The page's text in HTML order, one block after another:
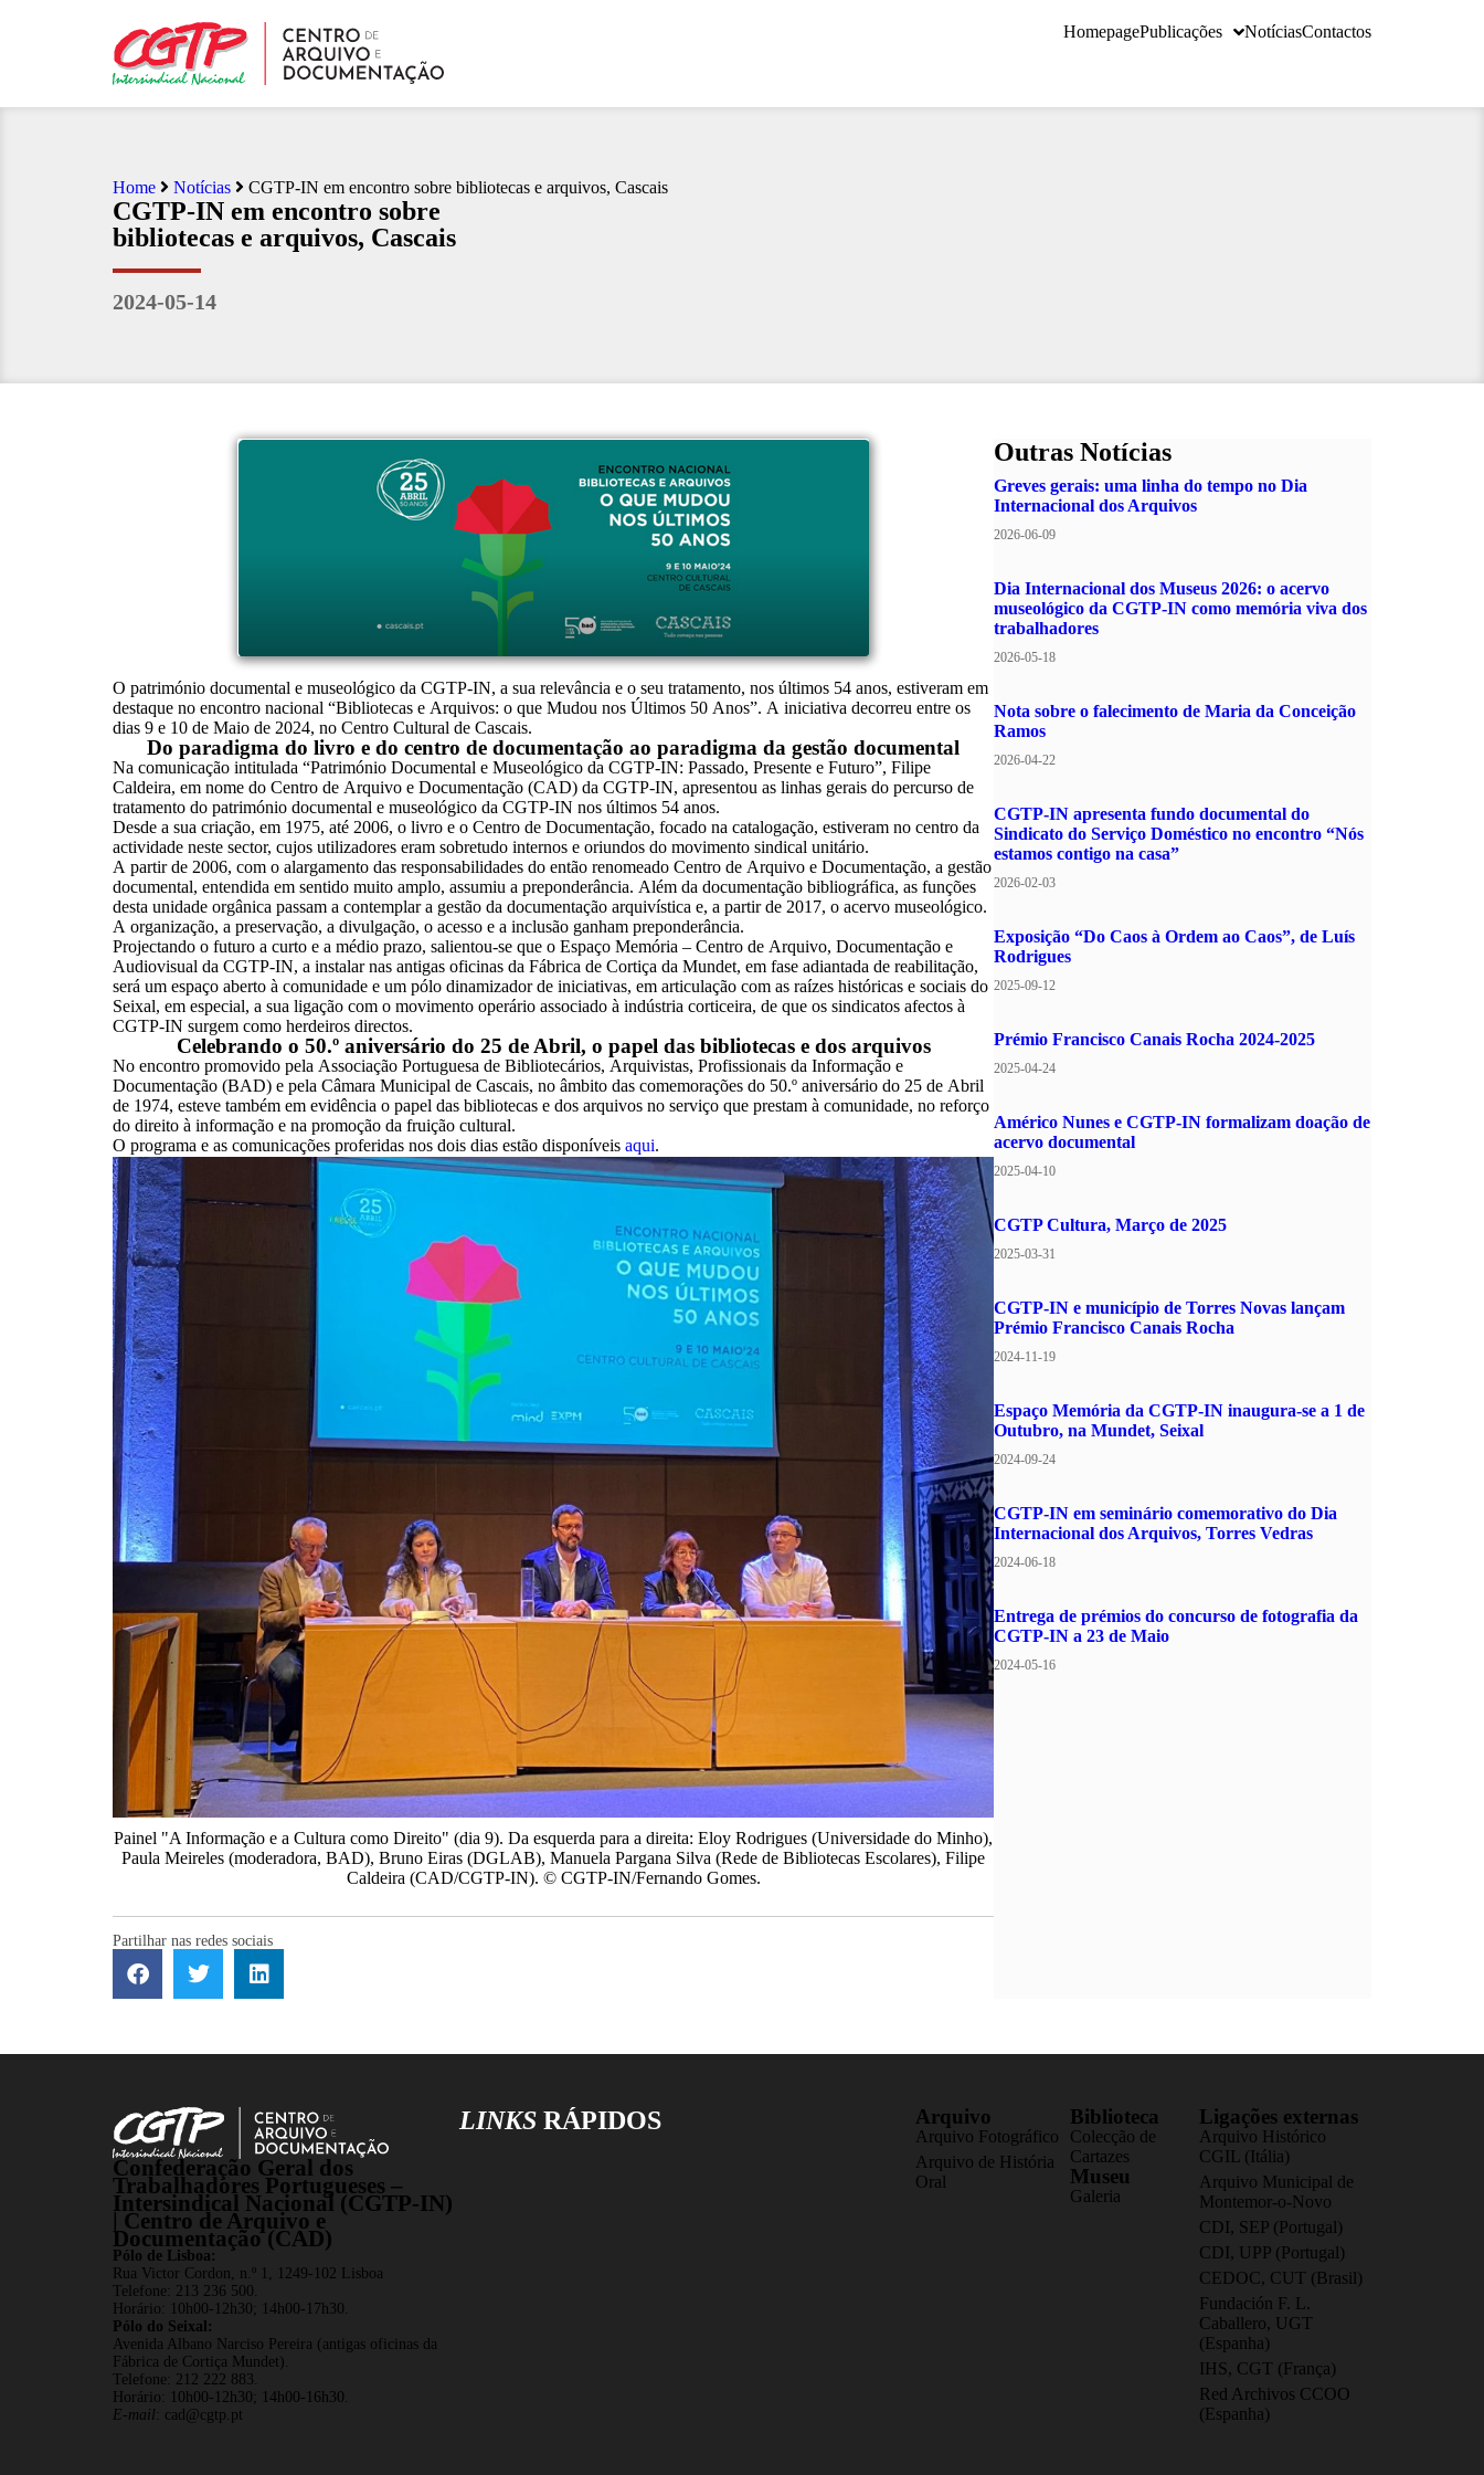
HomepagePublicações NotíciasContactos
Home Notícias CGTP-IN em encontro sobre bibliotecas e arquivos, Cascais
CGTP-IN em encontro sobre
bibliotecas e arquivos, Cascais
2024-05-14
O património documental e museológico da CGTP-IN, a sua relevância e o seu tratamento, nos últimos 54 anos, estiveram em
destaque no encontro nacional “Bibliotecas e Arquivos: o que Mudou nos Últimos 50 Anos”. A iniciativa decorreu entre os
dias 9 e 10 de Maio de 2024, no Centro Cultural de Cascais.
Do paradigma do livro e do centro de documentação ao paradigma da gestão documental
Na comunicação intitulada “Património Documental e Museológico da CGTP-IN: Passado, Presente e Futuro”, Filipe
Caldeira, em nome do Centro de Arquivo e Documentação (CAD) da CGTP-IN, apresentou as linhas gerais do percurso de
tratamento do património documental e museológico da CGTP-IN nos últimos 54 anos.
Desde a sua criação, em 1975, até 2006, o livro e o Centro de Documentação, focado na catalogação, estiveram no centro da
actividade neste sector, cujos utilizadores eram sobretudo internos e oriundos do movimento sindical unitário.
A partir de 2006, com o alargamento das responsabilidades do então renomeado Centro de Arquivo e Documentação, a gestão
documental, entendida em sentido muito amplo, assumiu a preponderância. Além da documentação bibliográfica, as funções
desta unidade orgânica passam a contemplar a gestão da documentação arquivística e, a partir de 2017, o acervo museológico.
A organização, a preservação, a divulgação, o acesso e a inclusão ganham preponderância.
Projectando o futuro a curto e a médio prazo, salientou-se que o Espaço Memória – Centro de Arquivo, Documentação e
Audiovisual da CGTP-IN, a instalar nas antigas oficinas da Fábrica de Cortiça da Mundet, em fase adiantada de reabilitação,
será um espaço aberto à comunidade e um pólo dinamizador de iniciativas, em articulação com as raízes históricas e sociais do
Seixal, em especial, a sua ligação com o movimento operário associado à indústria corticeira, de que os sindicatos afectos à
CGTP-IN surgem como herdeiros directos.
Celebrando o 50.º aniversário do 25 de Abril, o papel das bibliotecas e dos arquivos
No encontro promovido pela Associação Portuguesa de Bibliotecários, Arquivistas, Profissionais da Informação e
Documentação (BAD) e pela Câmara Municipal de Cascais, no âmbito das comemorações do 50.º aniversário do 25 de Abril
de 1974, esteve também em evidência o papel das bibliotecas e dos arquivos no serviço que prestam à comunidade, no reforço
do direito à informação e na promoção da fruição cultural.
O programa e as comunicações proferidas nos dois dias estão disponíveis aqui.
Painel "A Informação e a Cultura como Direito" (dia 9). Da esquerda para a direita: Eloy Rodrigues (Universidade do Minho),
Paula Meireles (moderadora, BAD), Bruno Eiras (DGLAB), Manuela Pargana Silva (Rede de Bibliotecas Escolares), Filipe
Caldeira (CAD/CGTP-IN). © CGTP-IN/Fernando Gomes.
Partilhar nas redes sociais
Outras Notícias
Greves gerais: uma linha do tempo no Dia
Internacional dos Arquivos
2026-06-09
Dia Internacional dos Museus 2026: o acervo
museológico da CGTP-IN como memória viva dos
trabalhadores
2026-05-18
Nota sobre o falecimento de Maria da Conceição
Ramos
2026-04-22
CGTP-IN apresenta fundo documental do
Sindicato do Serviço Doméstico no encontro “Nós
estamos contigo na casa”
2026-02-03
Exposição “Do Caos à Ordem ao Caos”, de Luís
Rodrigues
2025-09-12
Prémio Francisco Canais Rocha 2024-2025
2025-04-24
Américo Nunes e CGTP-IN formalizam doação de
acervo documental
2025-04-10
CGTP Cultura, Março de 2025
2025-03-31
CGTP-IN e município de Torres Novas lançam
Prémio Francisco Canais Rocha
2024-11-19
Espaço Memória da CGTP-IN inaugura-se a 1 de
Outubro, na Mundet, Seixal
2024-09-24
CGTP-IN em seminário comemorativo do Dia
Internacional dos Arquivos, Torres Vedras
2024-06-18
Entrega de prémios do concurso de fotografia da
CGTP-IN a 23 de Maio
2024-05-16
Confederação Geral dos
Trabalhadores Portugueses –
Intersindical Nacional (CGTP-IN)
| Centro de Arquivo e
Documentação (CAD)
Pólo de Lisboa:
Rua Victor Cordon, n.º 1, 1249-102 Lisboa
Telefone: 213 236 500.
Horário: 10h00-12h30; 14h00-17h30.
Pólo do Seixal:
Avenida Albano Narciso Pereira (antigas oficinas da
Fábrica de Cortiça Mundet).
Telefone: 212 222 883.
Horário: 10h00-12h30; 14h00-16h30.
E-mail
cad@cgtp.pt
LINKSRÁPIDOS Arquivo
Arquivo Fotográfico
Arquivo de História
Oral
Biblioteca
Colecção de
Cartazes
Museu
Galeria
Ligações externas
Arquivo Histórico
CGIL (Itália)
Arquivo Municipal de
Montemor-o-Novo
CDI, SEP (Portugal)
CDI, UPP (Portugal)
CEDOC, CUT (Brasil)
Fundación F. L.
Caballero, UGT
(Espanha)
IHS, CGT (França)
Red Archivos CCOO
(Espanha)